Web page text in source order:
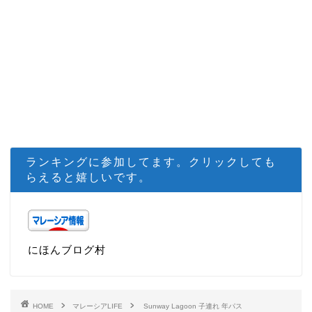
ランキングに参加してます。クリックしても
らえると嬉しいです。
にほんブログ村
HOME マレーシアLIFE Sunway Lagoon 子連れ 年パス